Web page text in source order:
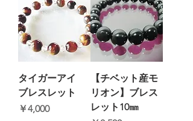
タイガーアイ
ブレスレット
価格
￥4,000
【チベット産モ
リオン】ブレス
レット10㎜